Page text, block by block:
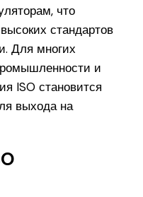
что
стандартов
Для многих
и
ISO становится
выхода на